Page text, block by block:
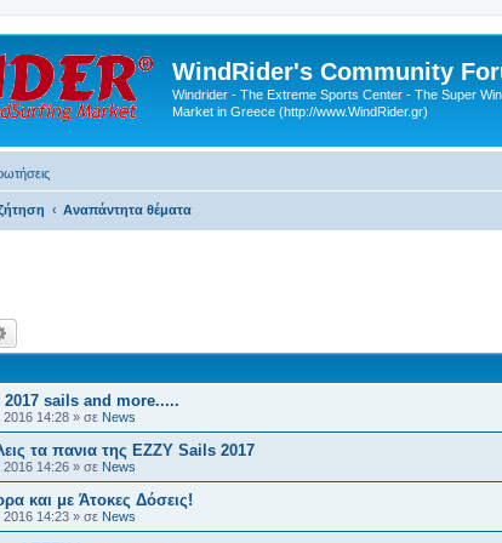
WindRider's Community
Windrider - The Extreme Sports Center - The Super
Market in Greece (http://www.WindRider.gr)
Αναπάντητα θέματα
sails and more.....
2016 14:28 » σε News
τα πανια της EZZY Sails 2017
2016 14:26 » σε News
και με Άτοκες Δόσεις!
2016 14:23 » σε News